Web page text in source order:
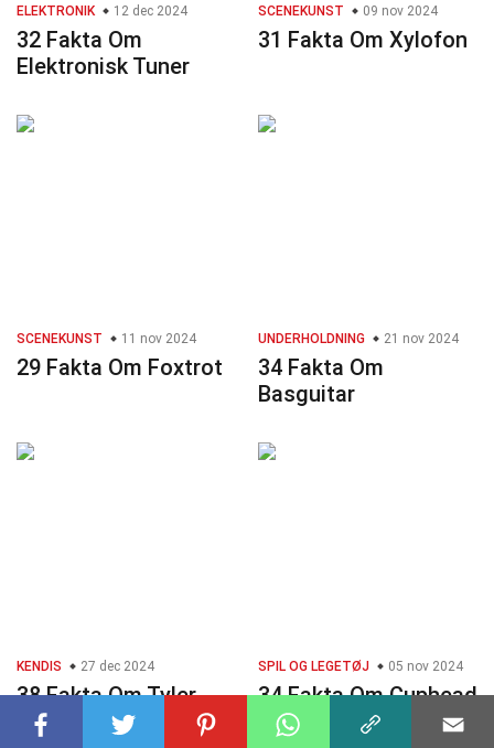
ELEKTRONIK 12 dec 2024
32 Fakta Om
Elektronisk Tuner
SCENEKUNST 09 nov 2024
31 Fakta Om Xylofon
SCENEKUNST 11 nov 2024
29 Fakta Om Foxtrot
UNDERHOLDNING 21 nov 2024
34 Fakta Om
Basguitar
KENDIS 27 dec 2024
38 Fakta Om Tyler,
The Creator
SPIL OG LEGETØJ 05 nov 2024
34 Fakta Om Cuphead
(Videospil)